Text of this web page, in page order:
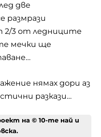
две
размрази
2/3 от ледниците
мечки ще
нямах дори аз
разкази…
на © 10-те най и